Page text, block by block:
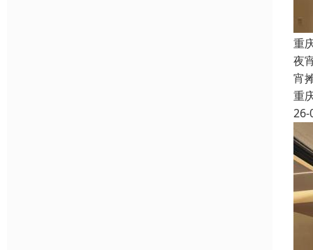
重
夜
宵
重
26-